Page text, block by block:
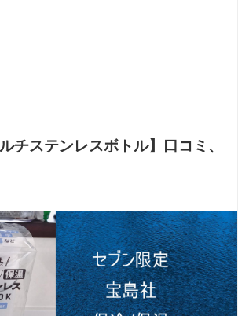
チステンレスボトル】口コミ、